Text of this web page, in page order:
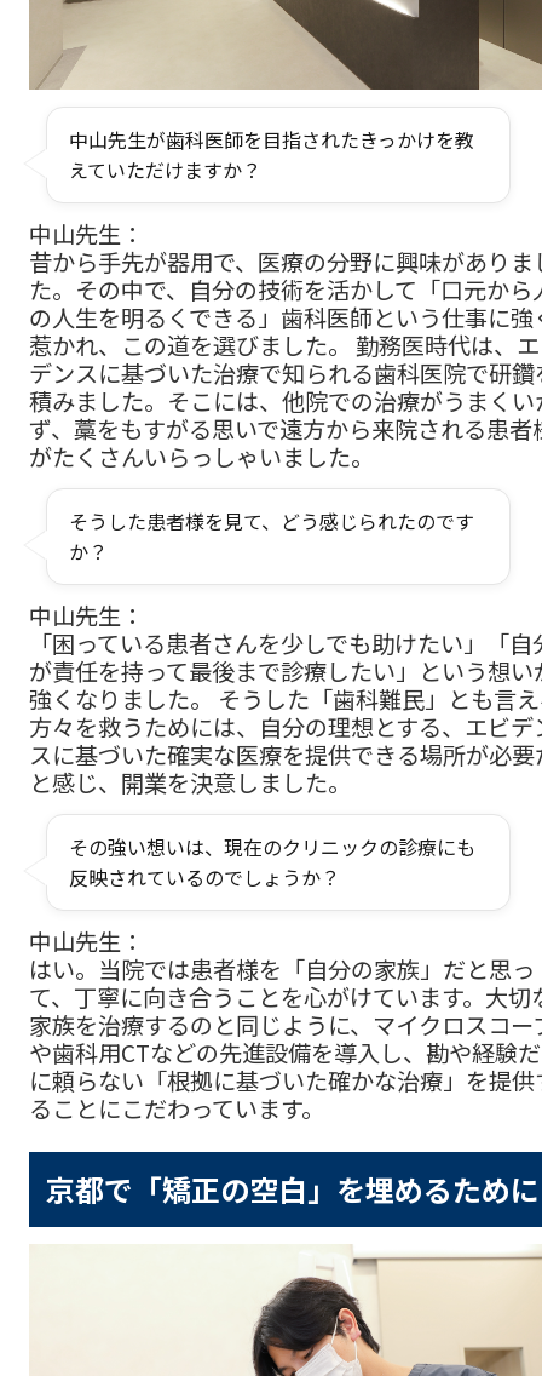
中山先生が歯科医師を目指されたきっかけを教
えていただけますか？
中山先生：
昔から手先が器用で、医療の分野に興味がありま
た。その中で、自分の技術を活かして「口元から
の人生を明るくできる」歯科医師という仕事に強
惹かれ、この道を選びました。 勤務医時代は、
デンスに基づいた治療で知られる歯科医院で研鑽
積みました。そこには、他院での治療がうまくい
ず、藁をもすがる思いで遠方から来院される患者
がたくさんいらっしゃいました。
そうした患者様を見て、どう感じられたのです
か？
中山先生：
「困っている患者さんを少しでも助けたい」「自
が責任を持って最後まで診療したい」という想い
強くなりました。 そうした「歯科難民」とも言
方々を救うためには、自分の理想とする、エビデ
スに基づいた確実な医療を提供できる場所が必要
と感じ、開業を決意しました。
その強い想いは、現在のクリニックの診療にも
反映されているのでしょうか？
中山先生：
はい。当院では患者様を「自分の家族」だと思っ
て、丁寧に向き合うことを心がけています。大切
家族を治療するのと同じように、マイクロスコー
や歯科用CTなどの先進設備を導入し、勘や経験
に頼らない「根拠に基づいた確かな治療」を提供
ることにこだわっています。
京都で「矯正の空白」を埋めるために